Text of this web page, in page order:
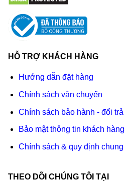
HỖ TRỢ KHÁCH HÀNG
Hướng dẫn đặt hàng
Chính sách vận chuyển
Chính sách bảo hành - đổi trả
Bảo mật thông tin khách hàng
Chính sách & quy định chung
THEO DÕI CHÚNG TÔI TẠI